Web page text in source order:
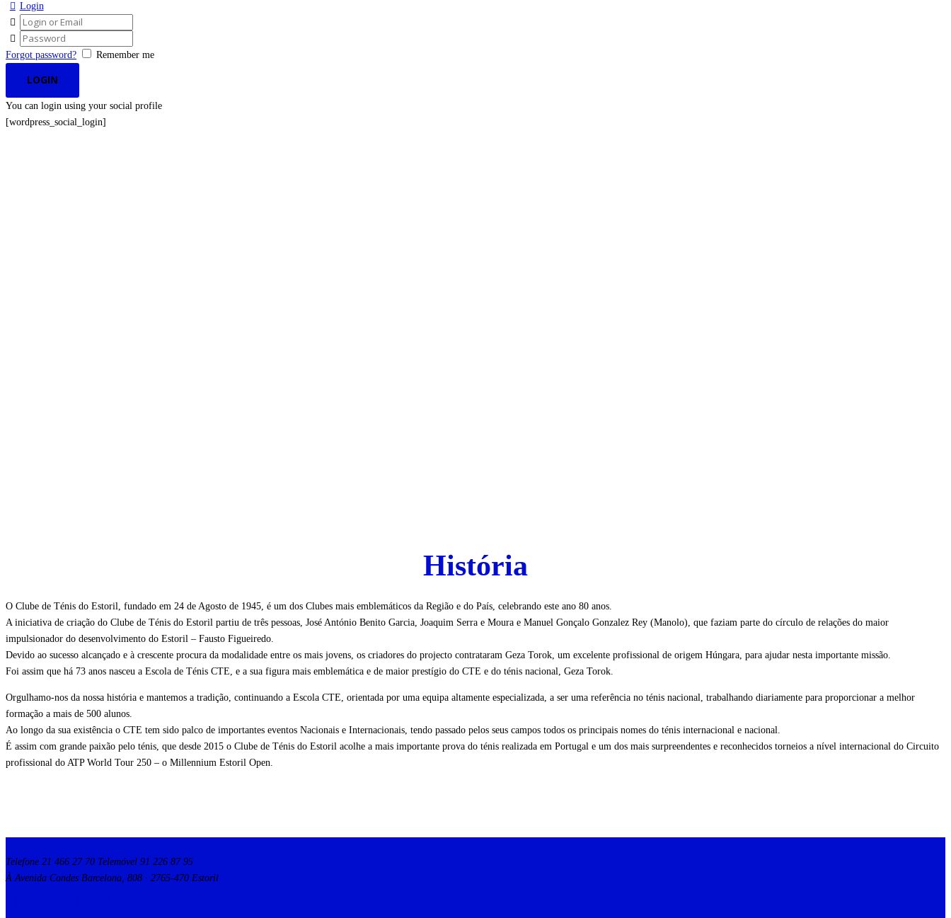
Login
Forgot password? Remember me
You can login using your social profile
[wordpress_social_login]
História
O Clube de Ténis do Estoril, fundado em 24 de Agosto de 1945, é um dos Clubes mais emblemáticos da Região e do País, celebrando este ano 80 anos.
A iniciativa de criação do Clube de Ténis do Estoril partiu de três pessoas, José António Benito Garcia, Joaquim Serra e Moura e Manuel Gonçalo Gonzalez Rey (Manolo), que faziam parte do círculo de relações do maior
impulsionador do desenvolvimento do Estoril – Fausto Figueiredo.
Devido ao sucesso alcançado e à crescente procura da modalidade entre os mais jovens, os criadores do projecto contrataram Geza Torok, um excelente profissional de origem Húngara, para ajudar nesta importante missão.
Foi assim que há 73 anos nasceu a Escola de Ténis CTE, e a sua figura mais emblemática e de maior prestígio do CTE e do ténis nacional, Geza Torok.
Orgulhamo-nos da nossa história e mantemos a tradição, continuando a Escola CTE, orientada por uma equipa altamente especializada, a ser uma referência no ténis nacional, trabalhando diariamente para proporcionar a melhor
formação a mais de 500 alunos.
Ao longo da sua existência o CTE tem sido palco de importantes eventos Nacionais e Internacionais, tendo passado pelos seus campos todos os principais nomes do ténis internacional e nacional.
É assim com grande paixão pelo ténis, que desde 2015 o Clube de Ténis do Estoril acolhe a mais importante prova do ténis realizada em Portugal e um dos mais surpreendentes e reconhecidos torneios a nível internacional do Circuito
profissional do ATP World Tour 250 – o Millennium Estoril Open.
Telefone 21 466 27 70 Telemóvel 91 226 87 95
À Avenida Condes Barcelona, 808 · 2765-470 Estoril